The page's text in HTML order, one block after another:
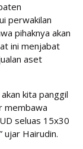
perwakilan
pihaknya akan
ini menjabat
aset
kita panggil
membawa
seluas 15x30
ujar Hairudin.